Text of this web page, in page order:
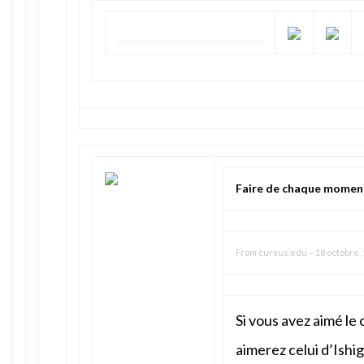
Faire de chaque
From cursus.edu – 18 octobre,
Si vous avez aimé
aimerez celui